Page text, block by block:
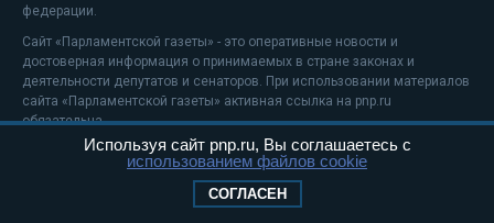
федерации.
Сайт «Парламентской газеты» - это оперативные новости и
достоверная информация о принимаемых в стране законах и
деятельности депутатов и сенаторов. При использовании материалов
сайта «Парламентской газеты» активная ссылка на pnp.ru
обязательна.
На информационном ресурсе применяютсярекомендательные
Положение о защите персональных данных
Используя сайт pnp.ru, Вы соглашаетесь с
использованием файлов cookie
СОГЛАСЕН